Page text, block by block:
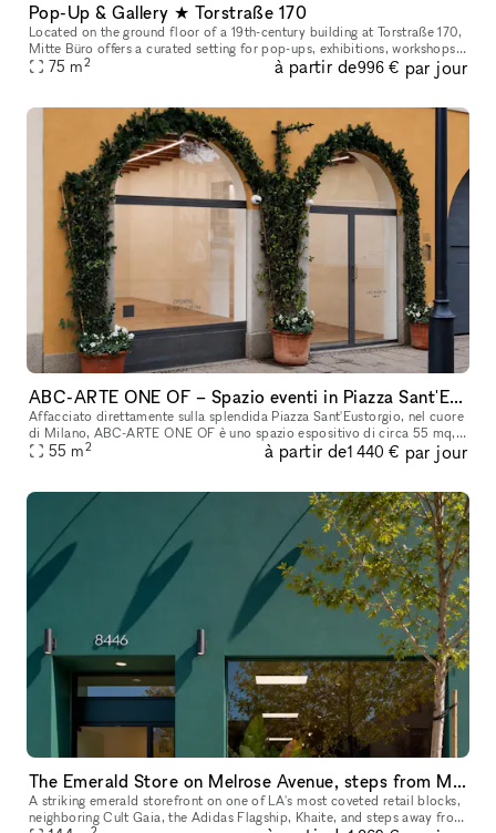
Pop-Up & Gallery ★ Torstraße 170
Located on the ground floor of a 19th-century building at Torstraße 170,
Mitte Büro offers a curated setting for pop-ups, exhibitions, workshops,
presentations, salons, talks, shoots, and brand exper
75 m2 à partir de996 € par jour
ABC-ARTE ONE OF – Spazio eventi in Piazza Sant'Eustorgio, Milano
Affacciato direttamente sulla splendida Piazza Sant'Eustorgio, nel cuore
di Milano, ABC-ARTE ONE OF è uno spazio espositivo di circa 55 mq,
completamente ristrutturato di recente e curato nei minimi
55 m2 à partir de1 440 € par jour
The Emerald Store on Melrose Avenue, steps from Melrose Place
A striking emerald storefront on one of LA's most coveted retail blocks,
neighboring Cult Gaia, the Adidas Flagship, Khaite, and steps away from